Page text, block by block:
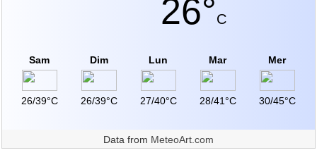
26°C
Sam
26/39°C
Dim
26/39°C
Lun
27/40°C
Mar
28/41°C
Mer
30/45°C
Data from MeteoArt.com